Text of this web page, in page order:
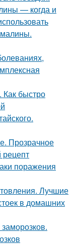
— когда и
малины.
Как быстро
Прозрачное
поражения
Лучшие
в домашних